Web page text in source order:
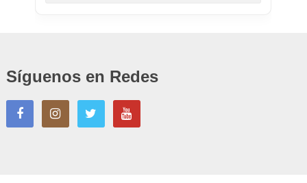
Síguenos en Redes